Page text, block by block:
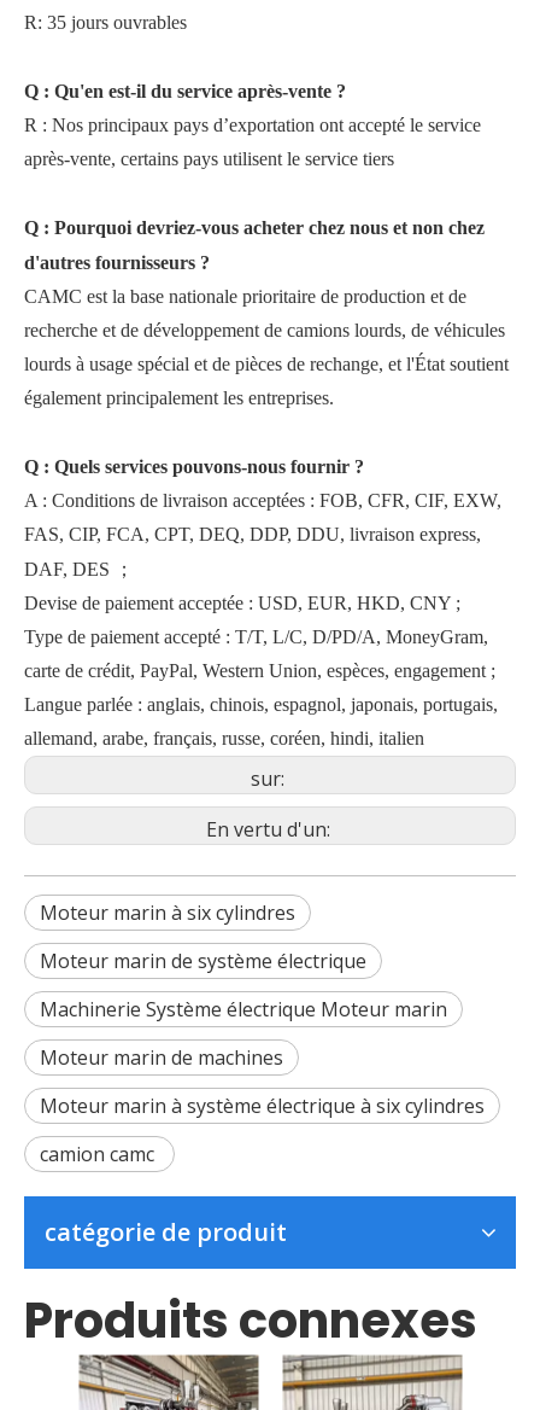
R: 35 jours ouvrables
Q : Qu'en est-il du service après-vente ?
R : Nos principaux pays d’exportation ont accepté le service
après-vente, certains pays utilisent le service tiers
Q : Pourquoi devriez-vous acheter chez nous et non chez
d'autres fournisseurs ?
CAMC est la base nationale prioritaire de production et de
recherche et de développement de camions lourds, de véhicules
lourds à usage spécial et de pièces de rechange, et l'État soutient
également principalement les entreprises.
Q : Quels services pouvons-nous fournir ?
A : Conditions de livraison acceptées : FOB, CFR, CIF, EXW,
FAS, CIP, FCA, CPT, DEQ, DDP, DDU, livraison express,
DAF, DES
；
Devise de paiement acceptée : USD, EUR, HKD, CNY ;
Type de paiement accepté : T/T, L/C, D/PD/A, MoneyGram,
carte de crédit, PayPal, Western Union, espèces, engagement ;
Langue parlée : anglais, chinois, espagnol, japonais, portugais,
allemand, arabe, français, russe, coréen, hindi, italien
sur:
En vertu d'un:
Moteur marin à six cylindres
Moteur marin de système électrique
Machinerie Système électrique Moteur marin
Moteur marin de machines
Moteur marin à système électrique à six cylindres
camion camc
catégorie de produit
Produits connexes